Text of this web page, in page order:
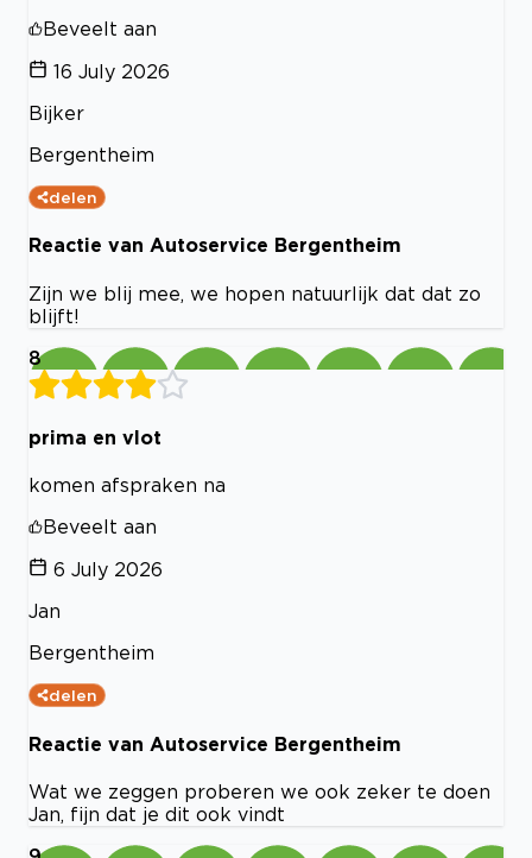
Beveelt aan
16 July 2026
Bijker
Bergentheim
delen
Reactie van Autoservice Bergentheim
Zijn we blij mee, we hopen natuurlijk dat dat zo
blijft!
8
prima en vlot
komen afspraken na
Beveelt aan
6 July 2026
Jan
Bergentheim
delen
Reactie van Autoservice Bergentheim
Wat we zeggen proberen we ook zeker te doen
Jan, fijn dat je dit ook vindt